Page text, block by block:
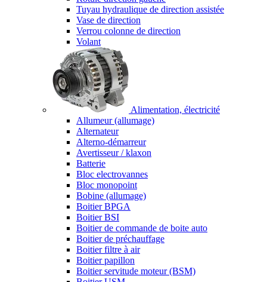
Tuyau hydraulique de direction assistée
Vase de direction
Verrou colonne de direction
Volant
Alimentation, électricité
Allumeur (allumage)
Alternateur
Alterno-démarreur
Avertisseur / klaxon
Batterie
Bloc electrovannes
Bloc monopoint
Bobine (allumage)
Boitier BPGA
Boitier BSI
Boitier de commande de boite auto
Boitier de préchauffage
Boitier filtre à air
Boitier papillon
Boitier servitude moteur (BSM)